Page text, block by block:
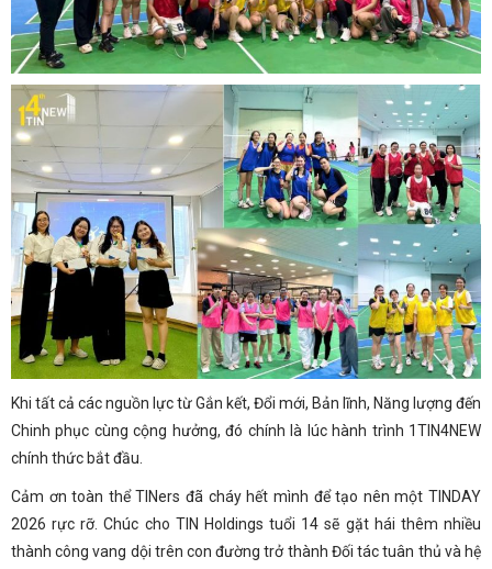
Khi tất cả các nguồn lực từ Gắn kết, Đổi mới, Bản lĩnh, Năng lượng đến
Chinh phục cùng cộng hưởng, đó chính là lúc hành trình 1TIN4NEW
chính thức bắt đầu.
Cảm ơn toàn thể TINers đã cháy hết mình để tạo nên một TINDAY
2026 rực rỡ. Chúc cho TIN Holdings tuổi 14 sẽ gặt hái thêm nhiều
thành công vang dội trên con đường trở thành Đối tác tuân thủ và hệ